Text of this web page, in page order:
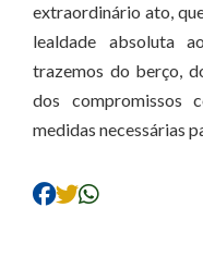
extraordinário ato,
lealdade absoluta
trazemos do berço,
dos compromissos
medidas necessárias